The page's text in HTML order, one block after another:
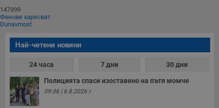
147399
Фенове харесват
Dunavmost
Най-четени новини
24 часа 7 дни 30 дни
Полицията спаси изоставено на пътя момче
09:36 | 6.8.2026 г.